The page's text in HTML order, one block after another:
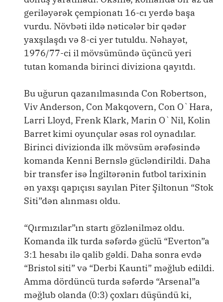
geriləyərək çempionatı 16-cı yerdə başa
vurdu. Növbəti ildə nəticələr bir qədər
yaxşılaşdı və 8-ci yer tutuldu. Nəhayət,
1976/77-ci il mövsümündə üçüncü yeri
tutan komanda birinci diviziona qayıtdı.
Bu uğurun qazanılmasında Con Robertson,
Viv Anderson, Con Makqovern, Con O`Hara,
Larri Lloyd, Frenk Klark, Marin O`Nil, Kolin
Barret kimi oyunçular əsas rol oynadılar.
Birinci divizionda ilk mövsüm ərəfəsində
komanda Kenni Bernslə gücləndirildi. Daha
bir transfer isə İngiltərənin futbol tarixinin
ən yaxşı qapıçısı sayılan Piter Şiltonun “Stok
Siti”dən alınması oldu.
“Qırmızılar”ın startı gözlənilməz oldu.
Komanda ilk turda səfərdə güclü “Everton”a
3:1 hesabı ilə qalib gəldi. Daha sonra evdə
“Bristol siti” və “Derbi Kaunti” məğlub edildi.
Amma dördüncü turda səfərdə “Arsenal”a
məğlub olanda (0:3) çoxları düşündü ki,